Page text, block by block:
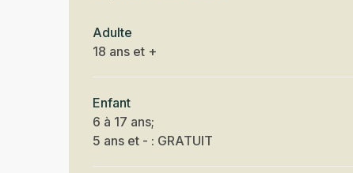
Adulte
18 ans et +
Enfant
6 à 17 ans;
5 ans et - : GRATUIT